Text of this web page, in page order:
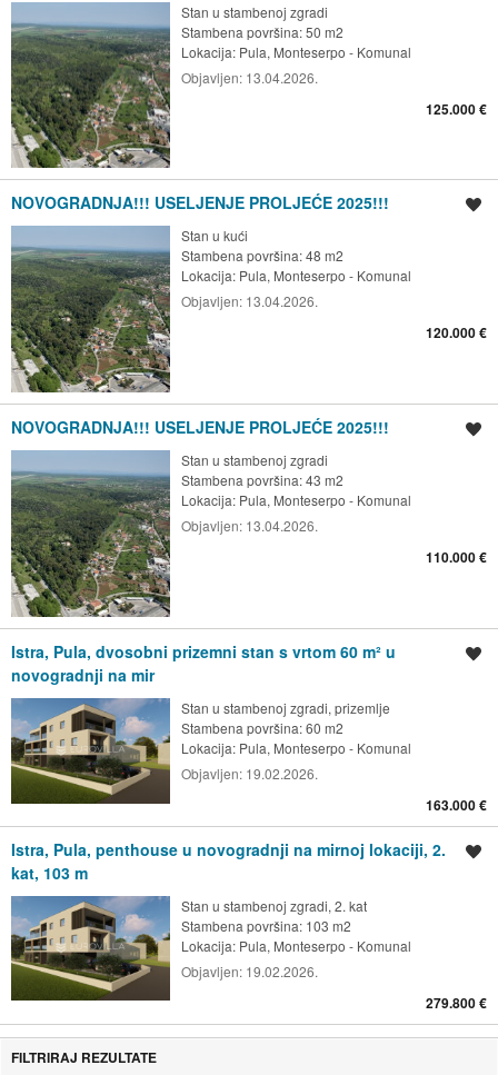
Stan u stambenoj zgradi
Stambena površina: 50 m2
Lokacija: Pula, Monteserpo - Komunal
Objavljen: 13.04.2026.
125.000 €
NOVOGRADNJA!!! USELJENJE PROLJEĆE 2025!!!
Stan u kući
Stambena površina: 48 m2
Lokacija: Pula, Monteserpo - Komunal
Objavljen: 13.04.2026.
120.000 €
NOVOGRADNJA!!! USELJENJE PROLJEĆE 2025!!!
Stan u stambenoj zgradi
Stambena površina: 43 m2
Lokacija: Pula, Monteserpo - Komunal
Objavljen: 13.04.2026.
110.000 €
Istra, Pula, dvosobni prizemni stan s vrtom 60 m² u
novogradnji na mir
Stan u stambenoj zgradi, prizemlje
Stambena površina: 60 m2
Lokacija: Pula, Monteserpo - Komunal
Objavljen: 19.02.2026.
163.000 €
Istra, Pula, penthouse u novogradnji na mirnoj lokaciji, 2.
kat, 103 m
Stan u stambenoj zgradi, 2. kat
Stambena površina: 103 m2
Lokacija: Pula, Monteserpo - Komunal
Objavljen: 19.02.2026.
279.800 €
FILTRIRAJ REZULTATE